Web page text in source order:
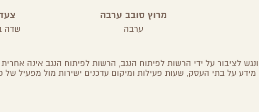
מרוץ סובב ערבה
ערבה שדה
לציבור על ידי הרשות לפיתוח הנגב, הרשות לפיתוח הנגב אינה
מידע על בתי העסק, שעות פעילות ומיקום עדכנים ישירות מול מפעיל